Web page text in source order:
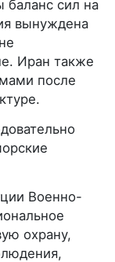
баланс сил на
вынуждена
Иран также
после
Военно-
охрану,